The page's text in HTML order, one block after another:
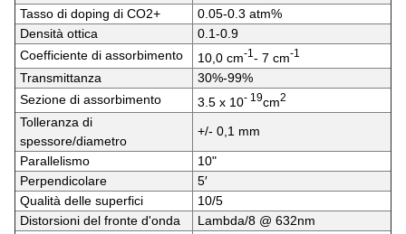
Tasso di doping di CO2+
0.05-0.3 atm%
Densità ottica
0.1-0.9
Coefficiente di assorbimento
10,0 cm-1 - 7 cm-1
Transmittanza
30%-99%
Sezione di assorbimento
3.5 x 10- 19cm2
Tolleranza di
spessore/diametro
+/- 0,1 mm
Parallelismo
10"
Perpendicolare
5′
Qualità delle superfici
10/5
Distorsioni del fronte d'onda
Lambda/8 @ 632nm